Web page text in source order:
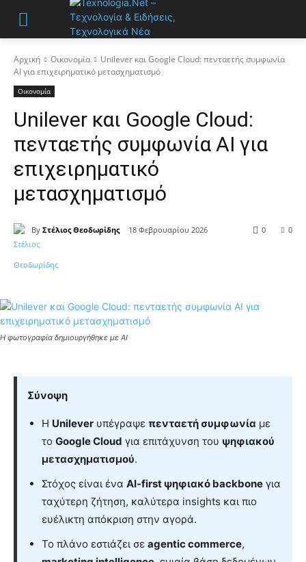
Αρχική Οικονομία
Unilever και Google Cloud: πενταετής συμφωνία
AI για επιχειρηματικό μετασχηματισμό
Οικονομία
Unilever και Google Cloud:
πενταετής συμφωνία AI για
επιχειρηματικό
μετασχηματισμό
By Στέλιος Θεοδωρίδης 18 Φεβρουαρίου 2026 0
0
Η φωτογραφία δημιουργήθηκε με AI
Σύνοψη
Η Unilever υπέγραψε πενταετή συμφωνία με
το Google Cloud για επιτάχυνση του ψηφιακού
μετασχηματισμού.
Στόχος είναι ένα AI-first ψηφιακό backbone για
ταχύτερη ζήτηση, καλύτερα insights και πιο
ευέλικτη απόκριση στην αγορά.
Το πλάνο εστιάζει σε agentic commerce,